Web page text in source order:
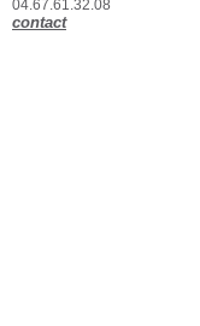
04.67.61.32.08
contact